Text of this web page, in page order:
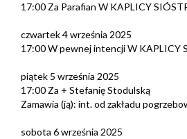
17:00 Za Parafian W KAPLICY
czwartek 4 września 2025
17:00 W pewnej intencji W KAPLICY
piątek 5 września 2025
17:00 Za + Stefanię Stodulską
Zamawia (ją): int. od zakładu
sobota 6 września 2025